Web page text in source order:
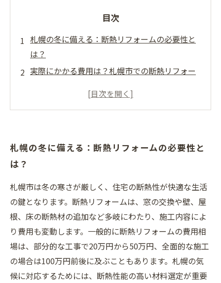
目次
札幌の冬に備える：断熱リフォームの必要性と
は？
実際にかかる費用は？札幌市での断熱リフォー
施工内容と材料選びで変わる！断熱リフォーム
まいと光熱費削減
リフォーム計画の立て方
断熱リフォーム後の住み心地体験談：快適生活
の始まり
まとめ：札幌市での断熱リフォーム費用と成功
するリフォームのポイント
札幌の冬に備える：断熱リフォームの必要性と
は？
札幌市は冬の寒さが厳しく、住宅の断熱性が快適な生活
の鍵となります。断熱リフォームは、窓の交換や壁、屋
根、床の断熱材の追加など多岐にわたり、施工内容によ
り費用も変動します。一般的に断熱リフォームの費用相
場は、部分的な工事で20万円から50万円、全面的な施工
の場合は100万円前後に及ぶこともあります。札幌の気
候に対応するためには、断熱性能の高い材料選定が重要